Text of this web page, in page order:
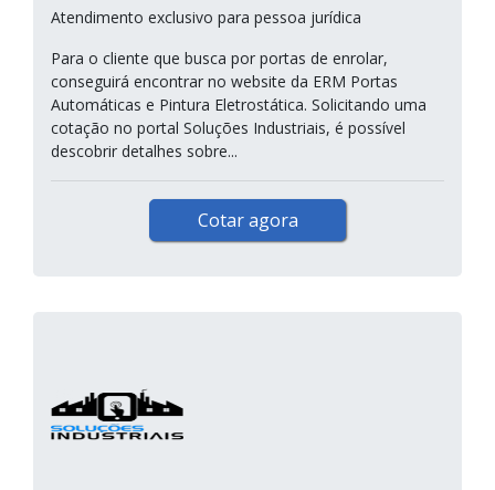
Atendimento exclusivo para pessoa jurídica
Para o cliente que busca por portas de enrolar,
conseguirá encontrar no website da ERM Portas
Automáticas e Pintura Eletrostática. Solicitando uma
cotação no portal Soluções Industriais, é possível
descobrir detalhes sobre...
Cotar agora